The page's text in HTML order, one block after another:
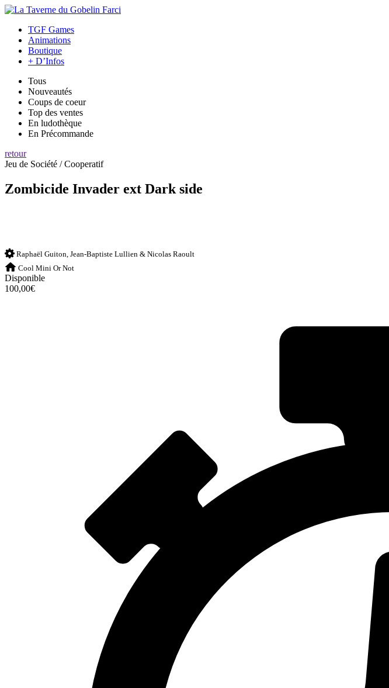
TGF Games
Animations
Boutique
+ D’Infos
Tous
Nouveautés
Coups de coeur
Top des ventes
En ludothèque
En Précommande
retour
Jeu de Société / Cooperatif
Zombicide Invader ext Dark side
Raphaël Guiton, Jean-Baptiste Lullien & Nicolas Raoult
Cool Mini Or Not
Disponible
100,00€